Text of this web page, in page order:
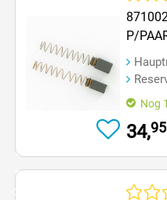
P/
Nog
34,95
Op=Op